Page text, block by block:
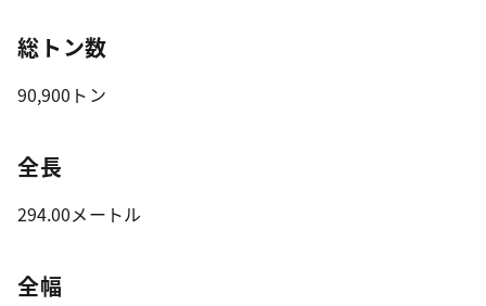
総トン数
90,900トン
全長
294.00メートル
全幅